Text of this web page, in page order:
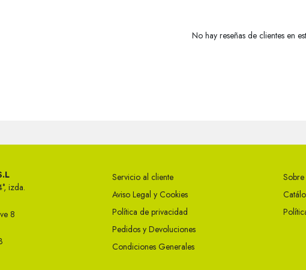
No hay reseñas de clientes en
izda.
8
Servicio al cliente
Aviso Legal y Cookies
Política de privacidad
Pedidos y Devoluciones
Condiciones Generales